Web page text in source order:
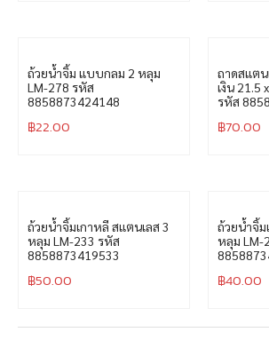
ถ้วยน้ำจิ้ม แบบกลม 2 หลุม
LM-278 รหัส
8858873424148
฿22.00
ถาดสแต
เงิน 21.5
รหัส
฿70.00
ถ้วยน้ำจิ้มเกาหลี สแตนเลส 3
หลุม LM-233 รหัส
8858873419533
฿50.00
ถ้วยน้ำจิ้ม
หลุม LM-
฿40.00